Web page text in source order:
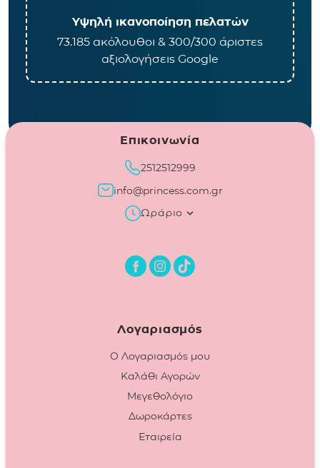
Υψηλή ικανοποίηση πελατών
73.185 ακόλουθοι & 300/300 άριστες
αξιολογήσεις Google
Επικοινωνία
2512512999
info@princess.com.gr
Ωράριο
Λογαριασμός
Ο Λογαριασμός μου
Καλάθι Αγορών
Μεγεθολόγιο
Δωροκάρτες
Εταιρεία